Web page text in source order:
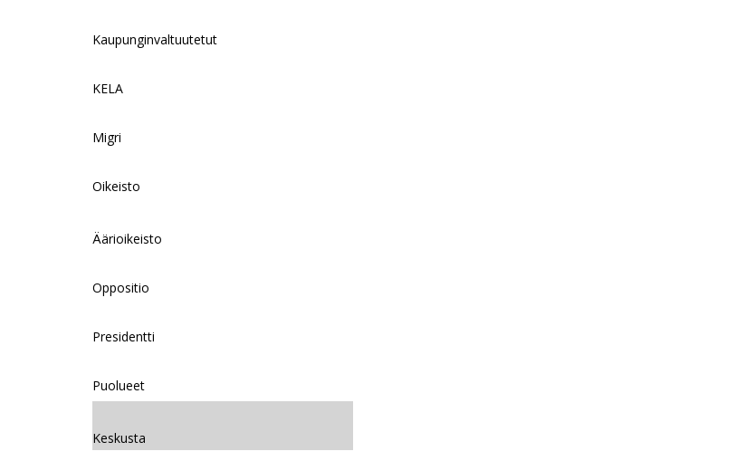
Kaupunginvaltuutetut
KELA
Migri
Oikeisto
Äärioikeisto
Oppositio
Presidentti
Puolueet
Keskusta